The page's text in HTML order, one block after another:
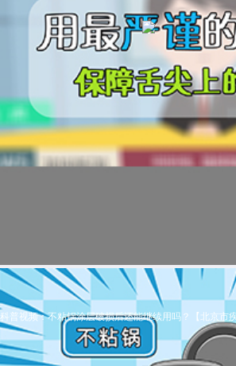
科普视频：不粘锅涂层破损后还能继续用吗？【北京市